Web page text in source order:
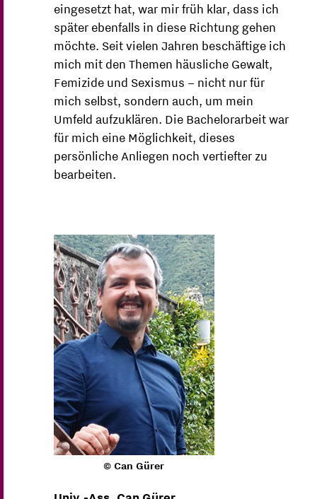
eingesetzt hat, war mir früh klar, dass ich
später ebenfalls in diese Richtung gehen
möchte. Seit vielen Jahren beschäftige ich
mich mit den Themen häusliche Gewalt,
Femizide und Sexismus – nicht nur für
mich selbst, sondern auch, um mein
Umfeld aufzuklären. Die Bachelorarbeit war
für mich eine Möglichkeit, dieses
persönliche Anliegen noch vertiefter zu
bearbeiten.
© Can Gürer